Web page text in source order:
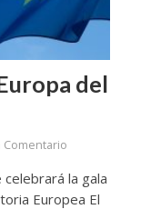
del
Comentario
la gala
Europea El